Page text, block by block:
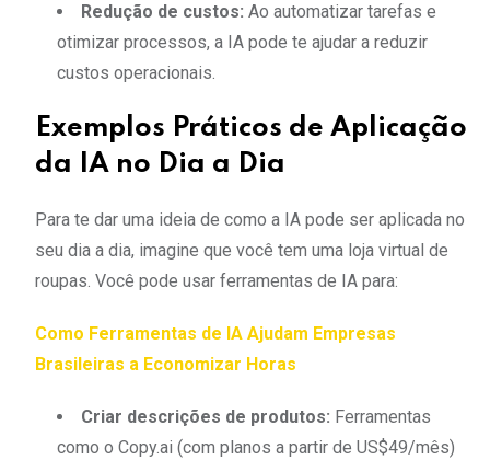
Redução de custos: Ao automatizar tarefas e
otimizar processos, a IA pode te ajudar a reduzir
custos operacionais.
Exemplos Práticos de Aplicação
da IA no Dia a Dia
Para te dar uma ideia de como a IA pode ser aplicada no
seu dia a dia, imagine que você tem uma loja virtual de
roupas. Você pode usar ferramentas de IA para:
Como Ferramentas de IA Ajudam Empresas
Brasileiras a Economizar Horas
Criar descrições de produtos: Ferramentas
como o Copy.ai (com planos a partir de US$49/mês)